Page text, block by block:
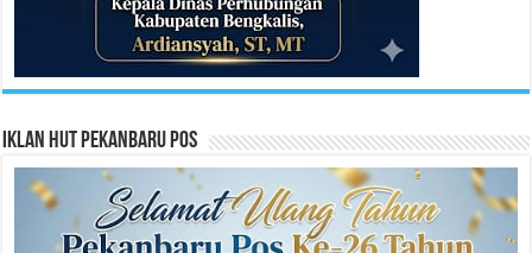
Iklan HUT Pekanbaru Pos